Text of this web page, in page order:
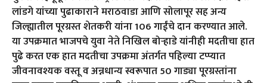
लांडगे यांच्या पुढाकाराने मराठवाडा आणि सोलापूर सह अन्य
जिल्ह्यातील पूरग्रस्त शेतकरी यांना 106 गाईंचे दान करण्यात आले.
या उपक्रमात भाजपचे युवा नेते निखिल बोऱ्हाडे यांनीही मदतीचा हात
पुढे करत एक हात मदतीचा उपक्रमा अंतर्गत पहिल्या टप्प्यात
जीवनावश्यक वस्तू व अन्नधान्य स्वरूपात 50 गाड्या पूरग्रस्तांना